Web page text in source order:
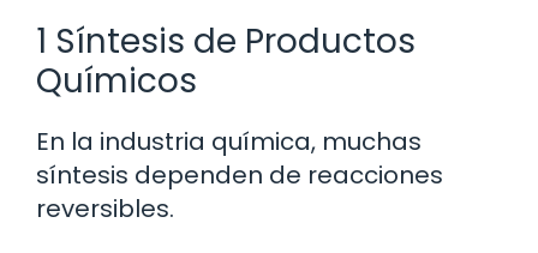
1 Síntesis de Productos
Químicos
En la industria química, muchas
síntesis dependen de reacciones
reversibles.